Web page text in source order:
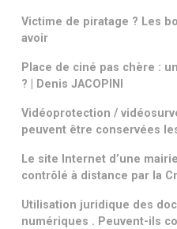
Victime de piratage ? Les
avoir
Place de ciné pas chère :
? | Denis JACOPINI
Vidéoprotection /
peuvent être conservées
Le site Internet d’une
contrôlé à distance par la
Utilisation juridique des
numériques . Peuvent-ils